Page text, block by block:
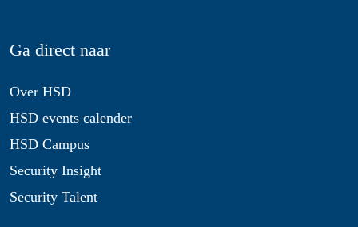
Ga direct naar
Over HSD
HSD events calender
HSD Campus
Security Insight
Security Talent